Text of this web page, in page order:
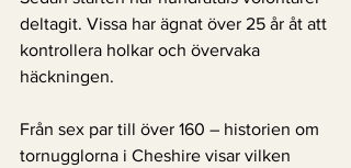
deltagit. Vissa har ägnat över 25 år åt att
kontrollera holkar och övervaka
häckningen.
Från sex par till över 160 – historien om
tornugglorna i Cheshire visar vilken